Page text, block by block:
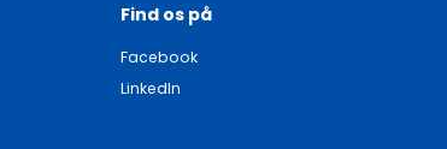
Find os på
Facebook
LinkedIn